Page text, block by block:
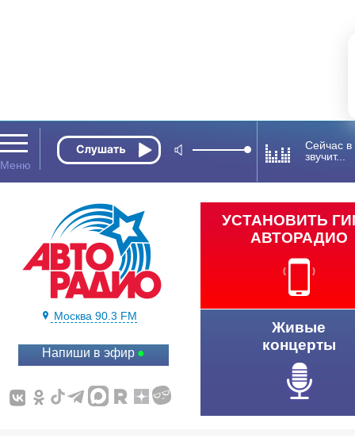
Сейчас
звучит...
Москва 90.3 FM
Напиши в эфир
УСТАНОВИТЬ
АВТОРАДИО
Живые
концерты